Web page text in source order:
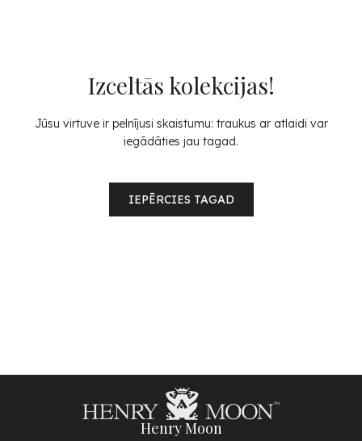
Izceltās kolekcijas!
Jūsu virtuve ir pelnījusi skaistumu: traukus ar atlaidi var
iegādāties jau tagad.
IEPĒRCIES TAGAD
Henry Moon